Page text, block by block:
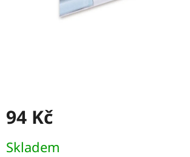
94 Kč
cena:
Skladem